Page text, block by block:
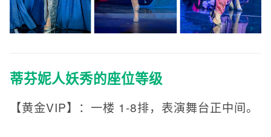
蒂芬妮人妖秀的座位等级
【黄金VIP】：一楼 1-8排，表演舞台正中间。